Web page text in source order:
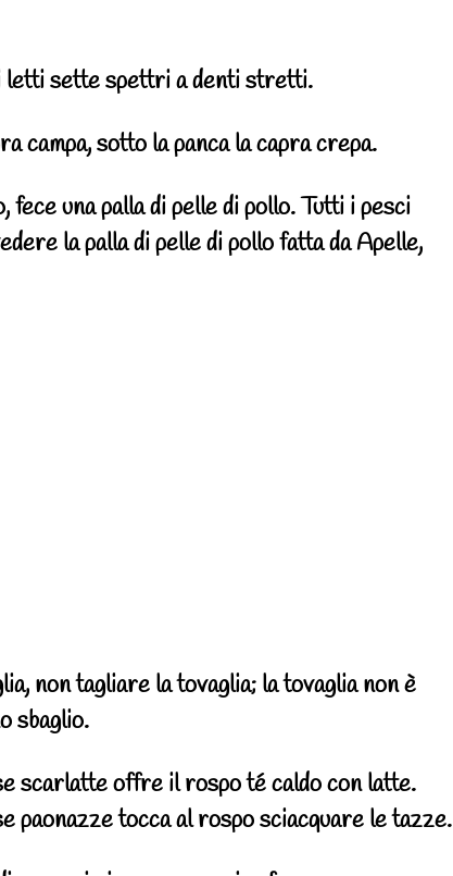
sette spettri a denti stretti.
campa, sotto la panca la capra crepa.
fece una palla di pelle di pollo. Tutti i pesci
la palla di pelle di pollo fatta da Apelle,
non tagliare la tovaglia; la tovaglia non è
sbaglio.
scarlatte offre il rospo té caldo con latte.
paonazze tocca al rospo sciacquare le tazze.